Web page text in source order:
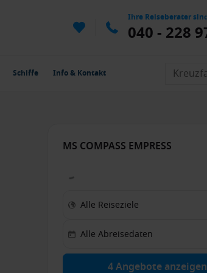
Ihre Reiseberater
040 - 228
Schiffe Info & Kontakt
MS COMPASS EMPRESS
4 Angebote anzeigen